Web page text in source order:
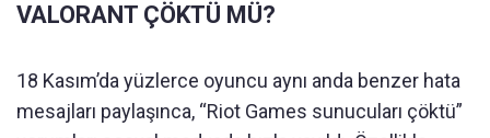
VALORANT ÇÖKTÜ MÜ?
18 Kasım’da yüzlerce oyuncu aynı anda benzer hata
mesajları paylaşınca, “Riot Games sunucuları çöktü”